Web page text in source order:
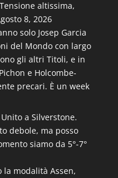
altissima,
8, 2026
solo Josep Garcia
del Mondo con largo
gli altri Titoli, e in
e Holcombe-
precari. È un week
a Silverstone.
debole, ma posso
siamo da 5°-7°
modalità Assen,